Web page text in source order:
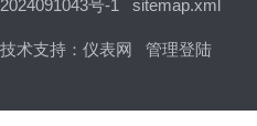
2024091043号-1 sitemap.xml
技术支持： 仪表网 管理登陆